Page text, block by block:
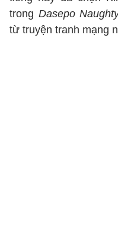
trong Dasepo
từ truyện tranh mạng